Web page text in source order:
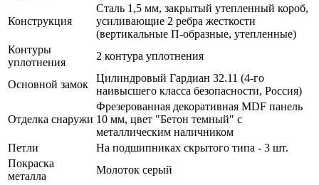
Конструкция
Сталь 1,5 мм, закрытый утепленный короб,
усиливающие 2 ребра жесткости
(вертикальные П-образные, утепленные)
Контуры
уплотнения
2 контура уплотнения
Основной замок
Цилиндровый Гардиан 32.11 (4-го
наивысшего класса безопасности, Россия)
Отделка снаружи
Фрезерованная декоративная MDF панель
10 мм, цвет "Бетон темный" с
металлическим наличником
Петли
На подшипниках скрытого типа - 3 шт.
Покраска
металла
Молоток серый